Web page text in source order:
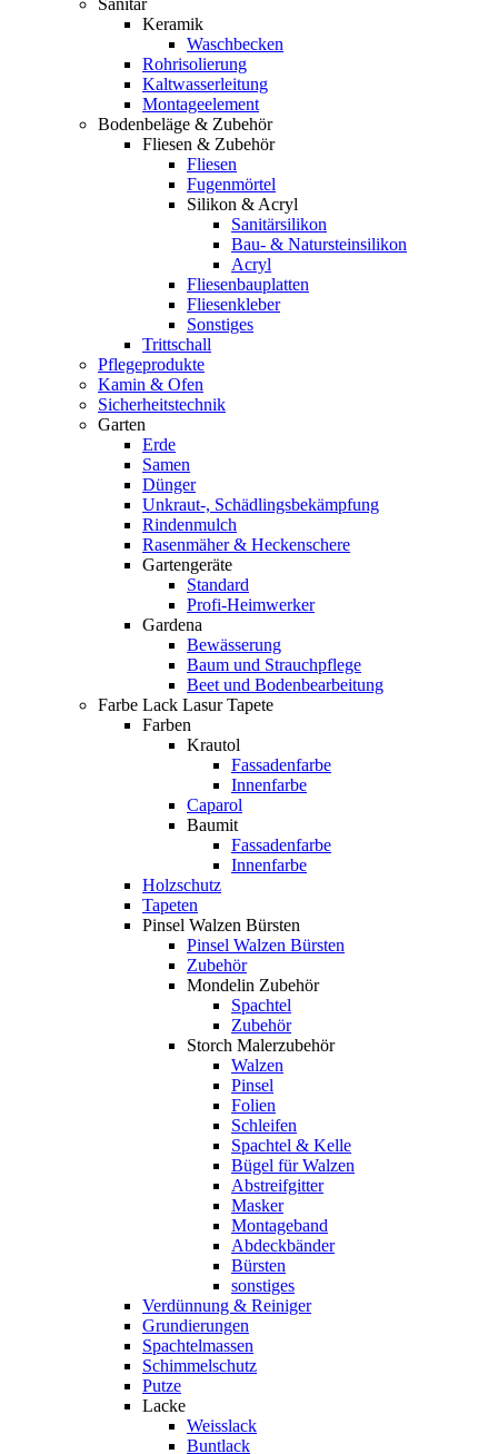
Sanitär
Keramik
Waschbecken
Rohrisolierung
Kaltwasserleitung
Montageelement
Bodenbeläge & Zubehör
Fliesen & Zubehör
Fliesen
Fugenmörtel
Silikon & Acryl
Sanitärsilikon
Bau- & Natursteinsilikon
Acryl
Fliesenbauplatten
Fliesenkleber
Sonstiges
Trittschall
Pflegeprodukte
Kamin & Ofen
Sicherheitstechnik
Garten
Erde
Samen
Dünger
Unkraut-, Schädlingsbekämpfung
Rindenmulch
Rasenmäher & Heckenschere
Gartengeräte
Standard
Profi-Heimwerker
Gardena
Bewässerung
Baum und Strauchpflege
Beet und Bodenbearbeitung
Farbe Lack Lasur Tapete
Farben
Krautol
Fassadenfarbe
Innenfarbe
Caparol
Baumit
Fassadenfarbe
Innenfarbe
Holzschutz
Tapeten
Pinsel Walzen Bürsten
Pinsel Walzen Bürsten
Zubehör
Mondelin Zubehör
Spachtel
Zubehör
Storch Malerzubehör
Walzen
Pinsel
Folien
Schleifen
Spachtel & Kelle
Bügel für Walzen
Abstreifgitter
Masker
Montageband
Abdeckbänder
Bürsten
sonstiges
Verdünnung & Reiniger
Grundierungen
Spachtelmassen
Schimmelschutz
Putze
Lacke
Weisslack
Buntlack